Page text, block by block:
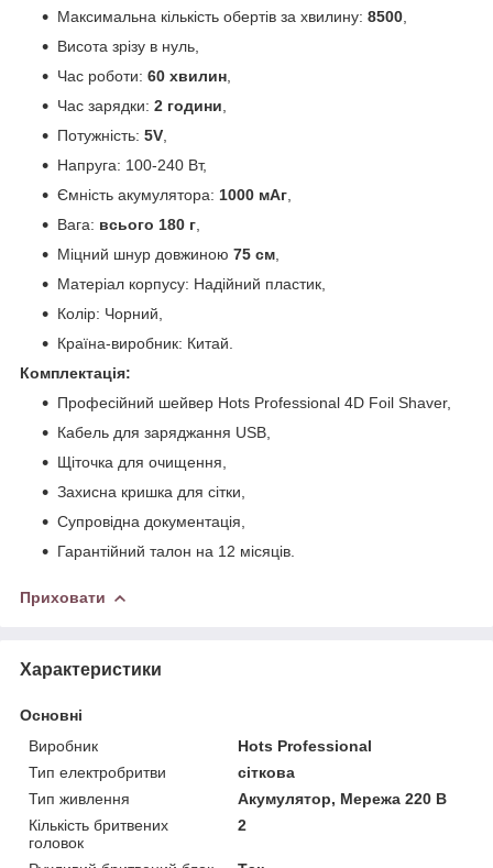
Максимальна кількість обертів за хвилину: 8500
Висота зрізу в нуль,
Час роботи: 60 хвилин
Час зарядки: 2 години
Потужність: 5V
Напруга: 100-240 Вт,
Ємність акумулятора: 1000 мАг
Вага: всього 180 г
Міцний шнур довжиною 75 см
Матеріал корпусу: Надійний пластик,
Колір: Чорний,
Країна-виробник: Китай.
Комплектація:
Професійний шейвер Hots Professional 4D Foil Shaver,
Кабель для заряджання USB,
Щіточка для очищення,
Захисна кришка для сітки,
Супровідна документація,
Гарантійний талон на 12 місяців.
Приховати
Характеристики
Основні
Виробник
Hots Professional
Тип електробритви
сіткова
Тип живлення
Акумулятор, Мережа 220 В
Кількість бритвених
головок
2